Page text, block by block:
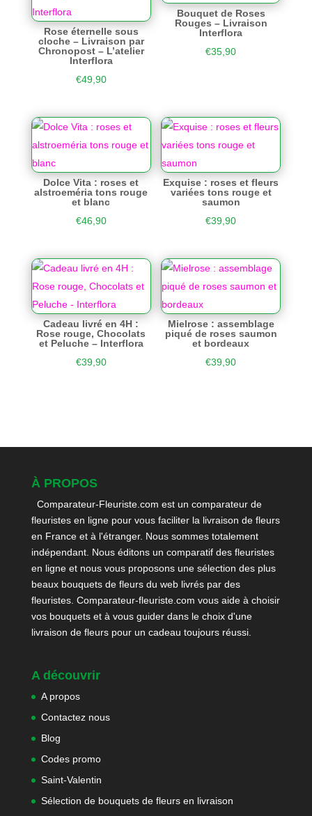
Rose éternelle sous
cloche – Livraison par
Chronopost – L’atelier
Interflora
€49,90
Bouquet de Roses
Rouges – Livraison
Interflora
€35,90
Dolce Vita : roses et
alstroeméria tons rouge
et blanc
€46,90
Exquise : roses et fleurs
variées tons rouge et
saumon
€39,90
Cadeau livré en 4H :
Rose rouge, Chocolats
et Peluche – Interflora
€39,90
Mielrose : assemblage
piqué de roses saumon
et bordeaux
€39,90
À PROPOS
Comparateur-Fleuriste.com est un comparateur de
fleuristes en ligne pour vous faciliter la livraison de fleurs
en France et à l'étranger. Nous sommes totalement
indépendant. Nous éditons un comparatif des fleuristes
en ligne et nous vous proposons une sélection des plus
beaux bouquets de fleurs du web livrés par des
fleuristes. Comparateur-fleuriste.com vous aide à choisir
vos bouquets et à vous guider dans le choix d'une
livraison de fleurs pour un cadeau toujours réussi.
A découvrir
A propos
Contactez nous
Blog
Codes promo
Saint-Valentin
Sélection de bouquets de fleurs en livraison